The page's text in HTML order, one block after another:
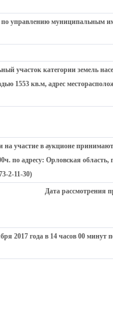
по управлению муниципальным
участок категории земель
1553 кв.м, адрес
на участие в аукционе
по адресу: Орловская
2-11-30)
Дата рассмотрения
2017 года в 14 часов 00